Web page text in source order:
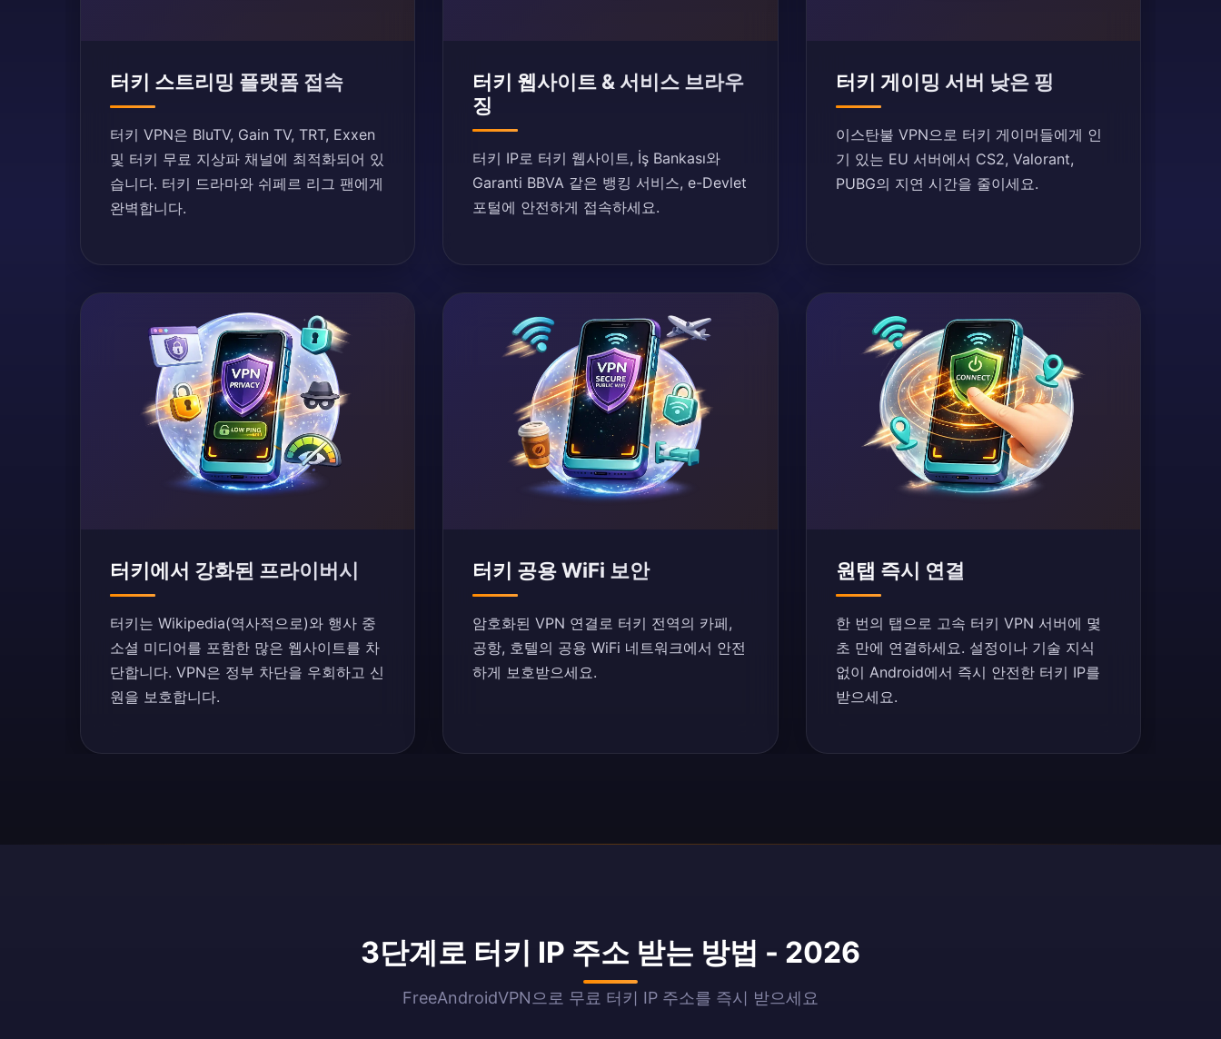
터키 스트리밍 플랫폼 접속
터키 VPN은 BluTV, Gain TV, TRT, Exxen
및 터키 무료 지상파 채널에 최적화되어 있
습니다. 터키 드라마와 쉬페르 리그 팬에게
완벽합니다.
터키 웹사이트 & 서비스 브라우
징
터키 IP로 터키 웹사이트, İş Bankası와
Garanti BBVA 같은 뱅킹 서비스, e-Devlet
포털에 안전하게 접속하세요.
터키 게이밍 서버 낮은 핑
이스탄불 VPN으로 터키 게이머들에게 인
기 있는 EU 서버에서 CS2, Valorant,
PUBG의 지연 시간을 줄이세요.
터키에서 강화된 프라이버시
터키는 Wikipedia(역사적으로)와 행사 중
소셜 미디어를 포함한 많은 웹사이트를 차
단합니다. VPN은 정부 차단을 우회하고 신
원을 보호합니다.
터키 공용 WiFi 보안
암호화된 VPN 연결로 터키 전역의 카페,
공항, 호텔의 공용 WiFi 네트워크에서 안전
하게 보호받으세요.
원탭 즉시 연결
한 번의 탭으로 고속 터키 VPN 서버에 몇
초 만에 연결하세요. 설정이나 기술 지식
없이 Android에서 즉시 안전한 터키 IP를
받으세요.
3단계로 터키 IP 주소 받는 방법 - 2026
FreeAndroidVPN으로 무료 터키 IP 주소를 즉시 받으세요